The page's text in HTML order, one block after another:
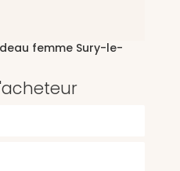
femme Sury-le-